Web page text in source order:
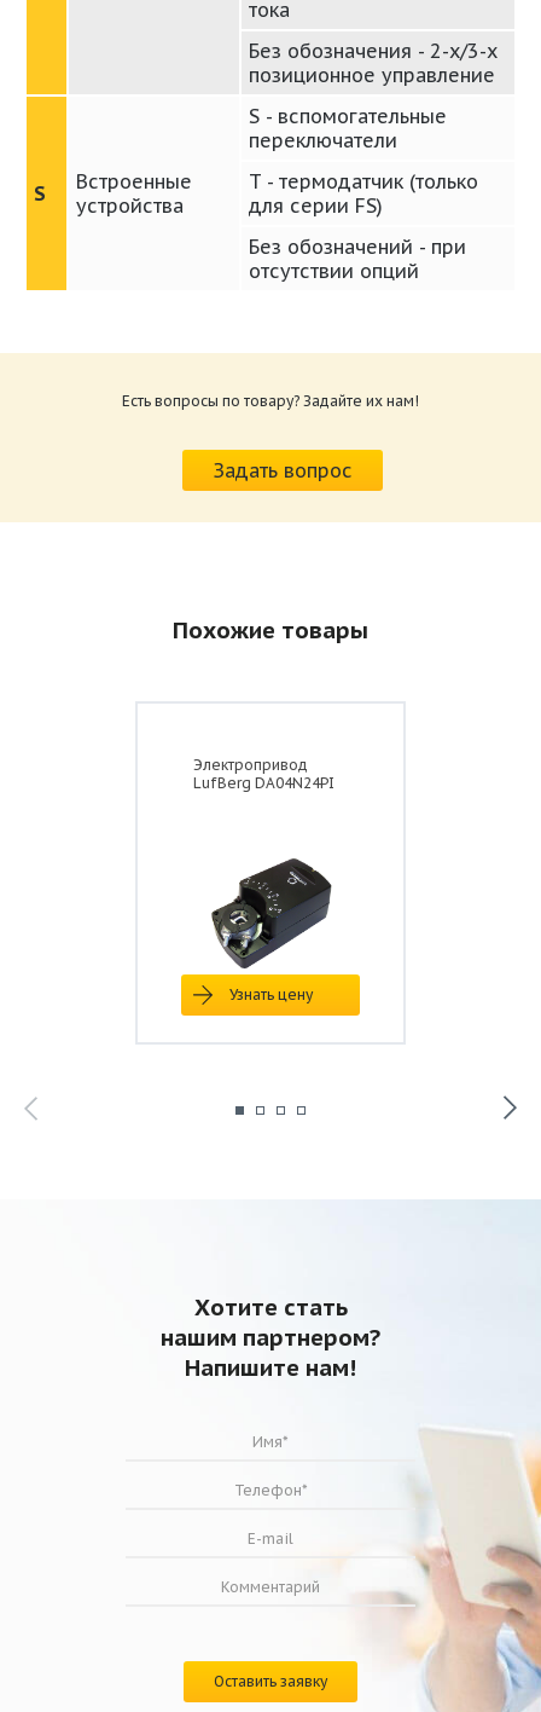
тока
Без обозначения - 2-х/3-х
позиционное управление
S
Встроенные
устройства
S - вспомогательные
переключатели
T - термодатчик (только
для серии FS)
Без обозначений - при
отсутствии опций
Размер: 1007.67 Кб
Руководство по монтажу Lufberg
Размер: 848.73 Кб
Есть вопросы по товару? Задайте их нам!
Задать вопрос
Похожие товары
Электропривод
LufBerg DA04N24PI
Узнать цену
Хотите стать
нашим партнером?
Напишите нам!
Оставить заявку